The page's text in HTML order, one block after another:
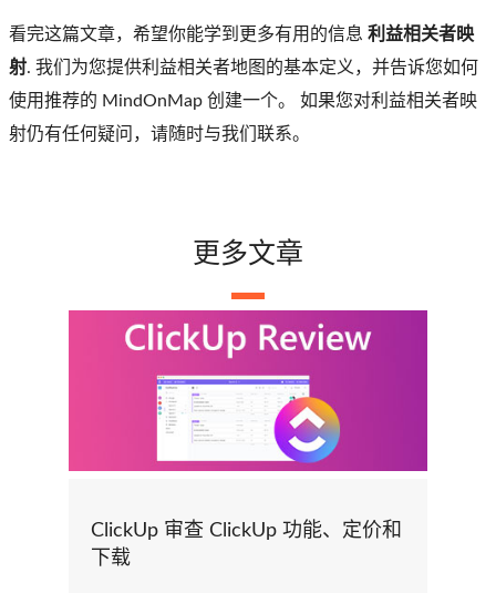
看完这篇文章，希望你能学到更多有用的信息 利益相关者映
射. 我们为您提供利益相关者地图的基本定义，并告诉您如何
使用推荐的 MindOnMap 创建一个。 如果您对利益相关者映
射仍有任何疑问，请随时与我们联系。
更多文章
ClickUp 审查 ClickUp 功能、定价和
下载